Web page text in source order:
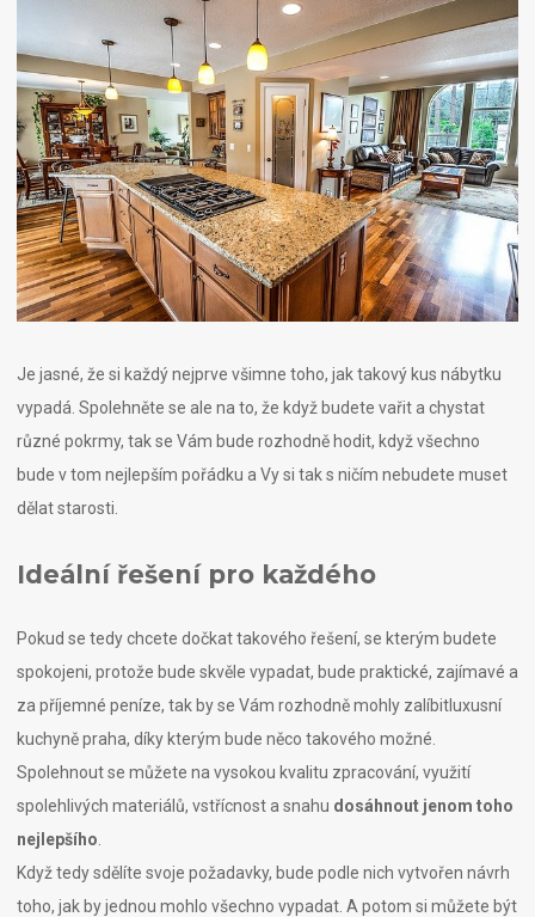
Je jasné, že si každý nejprve všimne toho, jak takový kus nábytku
vypadá. Spolehněte se ale na to, že když budete vařit a chystat
různé pokrmy, tak se Vám bude rozhodně hodit, když všechno
bude v tom nejlepším pořádku a Vy si tak s ničím nebudete muset
dělat starosti.
Ideální řešení pro každého
Pokud se tedy chcete dočkat takového řešení, se kterým budete
spokojeni, protože bude skvěle vypadat, bude praktické, zajímavé a
za příjemné peníze, tak by se Vám rozhodně mohly zalíbitluxusní
kuchyně praha, díky kterým bude něco takového možné.
Spolehnout se můžete na vysokou kvalitu zpracování, využití
spolehlivých materiálů, vstřícnost a snahu dosáhnout jenom toho
nejlepšího
Když tedy sdělíte svoje požadavky, bude podle nich vytvořen návrh
toho, jak by jednou mohlo všechno vypadat. A potom si můžete být